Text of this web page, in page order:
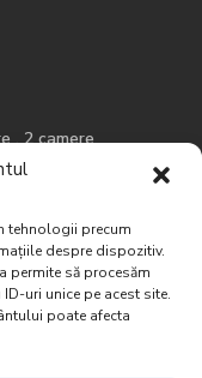
tehnologii precum
despre dispozitiv.
permite să procesăm
uri unice pe acest site.
poate afecta
, 2 camere
Central